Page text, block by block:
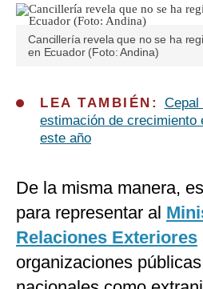
Cancillería revela que no se ha
en Ecuador (Foto: Andina)
LEA TAMBIÉN: Cepal
estimación de crecimiento
este año
De la misma manera,
para representar al
Relaciones Exteriores
organizaciones